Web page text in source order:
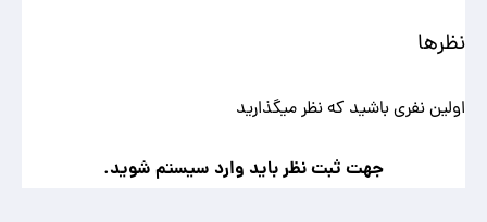
نظرها
اولین نفری باشید که نظر میگذارید
جهت ثبت نظر باید وارد سیستم شوید.